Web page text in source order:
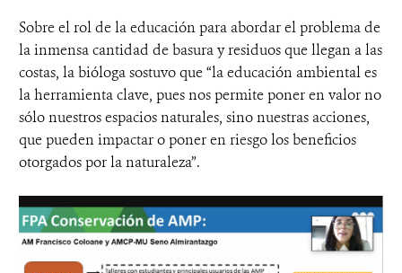
Sobre el rol de la educación para abordar el problema de
la inmensa cantidad de basura y residuos que llegan a las
costas, la bióloga sostuvo que “la educación ambiental es
la herramienta clave, pues nos permite poner en valor no
sólo nuestros espacios naturales, sino nuestras acciones,
que pueden impactar o poner en riesgo los beneficios
otorgados por la naturaleza”.